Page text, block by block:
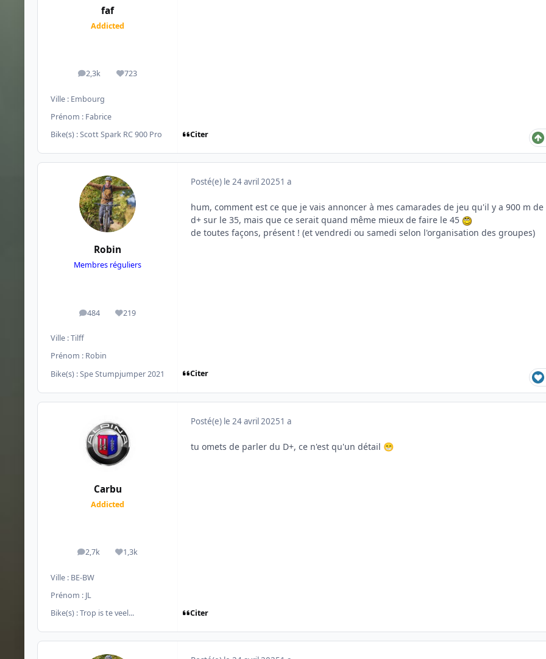
faf
Addicted
2,3k
messages723
Réputation
Ville : Embourg
Prénom : Fabrice
Bike(s) :Scott Spark RC 900 Pro Citer
Robin
Membres réguliers
484
messages219
Réputation
Ville :Tilff
Prénom : Robin
Bike(s) :Spe Stumpjumper 2021
Posté(e) le 24 avril 20251 a
hum, comment est ce que je vais annoncer à mes camarades de jeu qu'il y a 900 m de
d+ sur le 35, mais que ce serait quand même mieux de faire le 45
de toutes façons, présent ! (et vendredi ou samedi selon l'organisation des groupes)
Citer
Carbu
Addicted
2,7k
messages1,3k
Réputation
Ville : BE-BW
Prénom : JL
Bike(s) :Trop is te veel...
Posté(e) le 24 avril 20251 a
tu omets de parler du D+, ce n'est qu'un détail 😁
Citer